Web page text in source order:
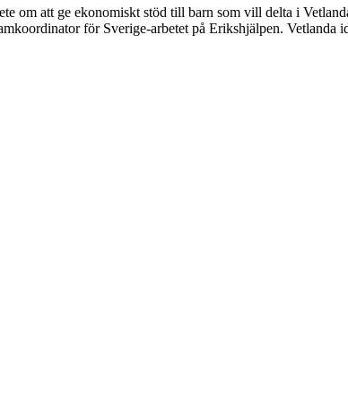
om att ge ekonomiskt stöd till barn som vill delta i
för Sverige-arbetet på Erikshjälpen.